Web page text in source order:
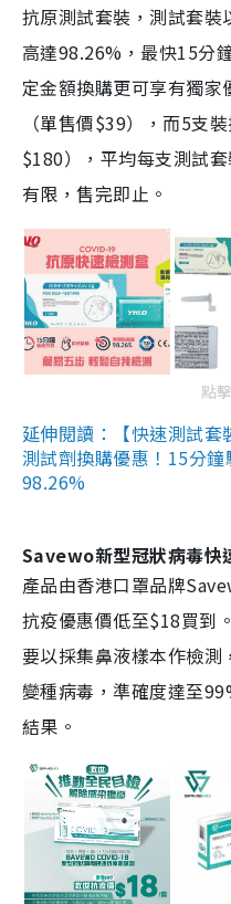
抗原測試套裝，測試套
高達98.26%，最快15分
定金額換購更可享有獨
（單售價$39），而5支
$180），平均每支測試
有限，售完即止。
點
延伸閱讀：【快速測試套
測試劑換購優惠！15分
98.26%
Savewo新型冠狀病毒快
產品由香港口罩品牌
抗疫優惠價低至$18買到
要以採集鼻液樣本作檢
變種病毒，準確度達至
結果。